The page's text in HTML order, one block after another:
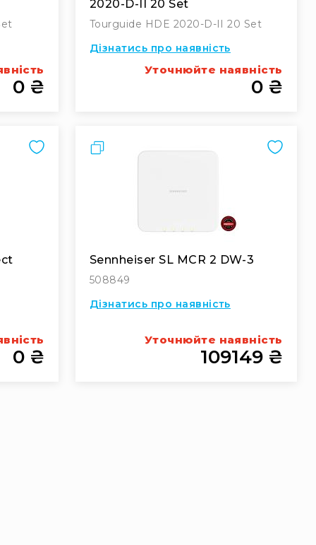
0 ₴
2020-D-II 20 Set
Tourguide HDE 2020-D-II 20 Set
Дізнатись про наявність
Уточнюйте наявність
0 ₴
0 ₴
Порівняти
Sennheiser SL MCR 2 DW-3
508849
Дізнатись про наявність
Уточнюйте наявність
109149 ₴